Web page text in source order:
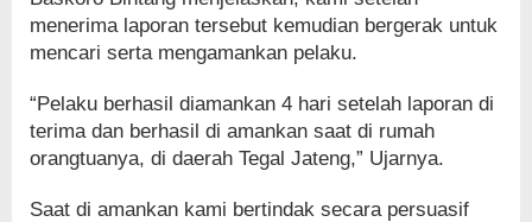
menerima laporan tersebut kemudian bergerak untuk
mencari serta mengamankan pelaku.
“Pelaku berhasil diamankan 4 hari setelah laporan di
terima dan berhasil di amankan saat di rumah
orangtuanya, di daerah Tegal Jateng,” Ujarnya.
Saat di amankan kami bertindak secara persuasif